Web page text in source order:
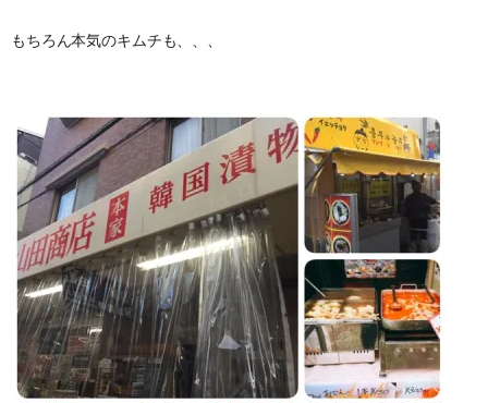
もちろん本気のキムチも、、、